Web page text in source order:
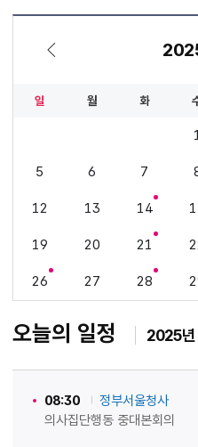
일 월 화
5 6 7
12 13 14
19 20 21
26 27 28
오늘의 일정 2025
08:30
정부서울청사
의사집단행동 중대본회의